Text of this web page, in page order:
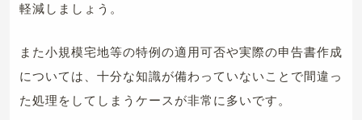
軽減しましょう。
また小規模宅地等の特例の適用可否や実際の申告書作成
については、十分な知識が備わっていないことで間違っ
た処理をしてしまうケースが非常に多いです。